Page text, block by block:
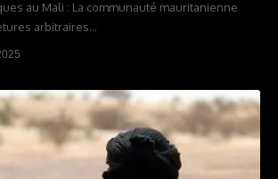
au Mali : La communauté mauritanienne
arbitraires…